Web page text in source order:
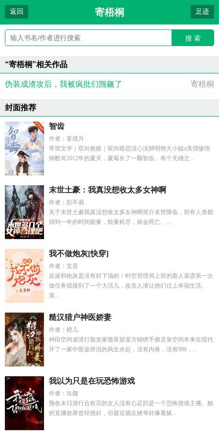
返回 寄梧桐 足迹
搜 索
“寄梧桐”相关作品
伪装成渣攻后，我被疯批们觊觎了 寄梧桐
封面推荐
智齿
作者：姜揽月
寄宿文学｜双向救赎｜双向暗恋没心没肺明艳大小姐x美强惨痞
帅酷哥2012年的夏天，夏莓长了一颗智齿。有个无稽之...
末世土豪：我真没想收太多女神啊
作者：彭不易
关于末世土豪我真没想收太多女神啊简介末世降临，所有人类都
得到一年的时间能量，能量耗尽，就会死亡。...
我不做炮灰[快穿]
作者：玄音
反派和炮灰是没有好下场的！时空管理局上班的新人裴彦第一次
做任务就接到了一个大活儿，改造人渣让他们过上幸福生活。
第...
糙汉猎户神医娇妻
作者：橙几
种田空间虐渣打脸发家致富甜宠方锦绣手握灵泉空间本来在现代
开了一家中医诊所混的风生水起，没有内卷，没有996，...
我以为只是在玩恐怖游戏
作者：玖颜
预收末日游行合欢宗的女人没有心迟韵是一个恐怖游戏主播。她
的直播效果曾经很好，但最近观众姥爷好像看腻...